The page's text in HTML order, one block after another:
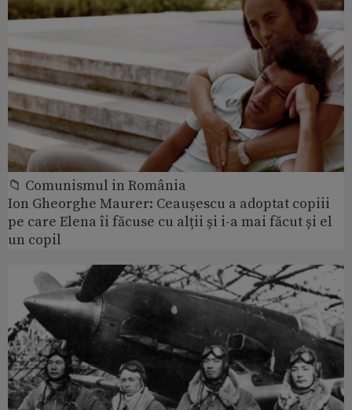
📁 Comunismul in România
Ion Gheorghe Maurer: Ceaușescu a adoptat copiii
pe care Elena îi făcuse cu alții și i-a mai făcut și el
un copil